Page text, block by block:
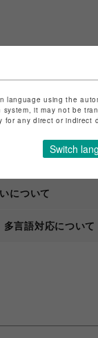
下記からお問い合
について
言語対応について
using the
it may not be
any direct or indirect
Switch